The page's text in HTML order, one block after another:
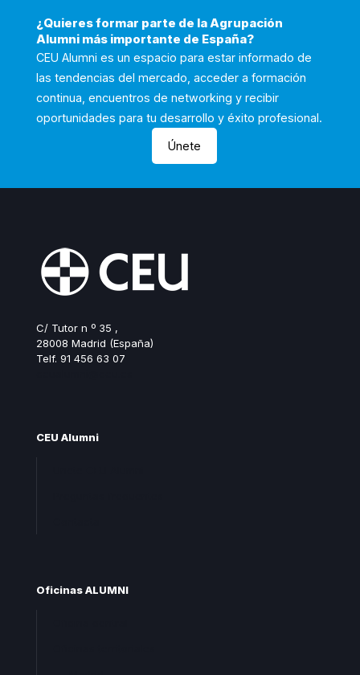
¿Quieres formar parte de la Agrupación
Alumni más importante de España?
CEU Alumni es un espacio para estar informado de
las tendencias del mercado, acceder a formación
continua, encuentros de networking y recibir
oportunidades para tu desarrollo y éxito profesional.
Únete
C/ Tutor n º 35 ,
28008 Madrid (España)
Telf. 91 456 63 07
CEU Alumni
Oficinas ALUMNI